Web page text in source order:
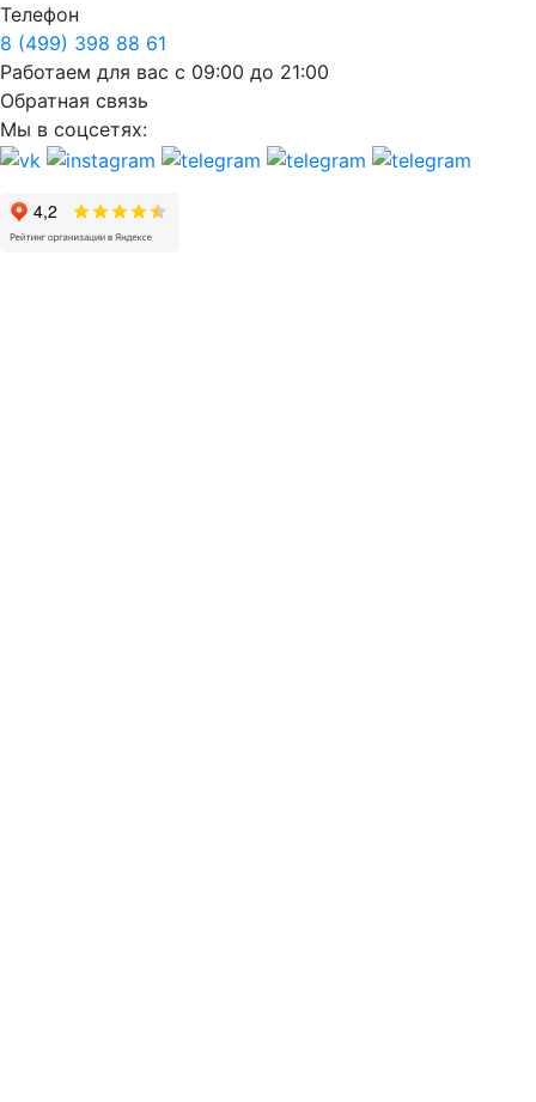
Телефон
8 (499) 398 88 61
Работаем для вас с 09:00 до 21:00
Обратная связь
Мы в соцсетях: